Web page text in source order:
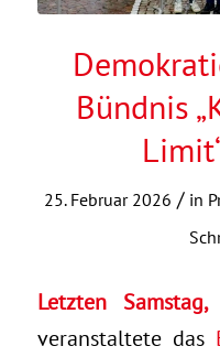
Bündnis
25. Februar 2026 / in
Letzten
veranstaltete das